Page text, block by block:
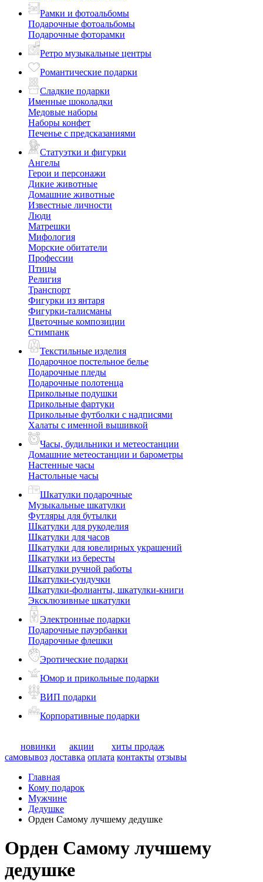
Рамки и фотоальбомы
Подарочные фотоальбомы
Подарочные фоторамки
Ретро музыкальные центры
Романтические подарки
Сладкие подарки
Именные шоколадки
Медовые наборы
Наборы конфет
Печенье с предсказаниями
Статуэтки и фигурки
Ангелы
Герои и персонажи
Дикие животные
Домашние животные
Известные личности
Люди
Матрешки
Мифология
Морские обитатели
Профессии
Птицы
Религия
Транспорт
Фигурки из янтаря
Фигурки-талисманы
Цветочные композиции
Стимпанк
Текстильные изделия
Подарочное постельное белье
Подарочные пледы
Подарочные полотенца
Прикольные подушки
Прикольные фартуки
Прикольные футболки с надписями
Халаты с именной вышивкой
Часы, будильники и метеостанции
Домашние метеостанции и барометры
Настенные часы
Настольные часы
Шкатулки подарочные
Музыкальные шкатулки
Футляры для бутылки
Шкатулки для рукоделия
Шкатулки для часов
Шкатулки для ювелирных украшений
Шкатулки из бересты
Шкатулки ручной работы
Шкатулки-сундучки
Шкатулки-фолианты, шкатулки-книги
Эксклюзивные шкатулки
Электронные подарки
Подарочные пауэрбанки
Подарочные флешки
Эротические подарки
Юмор и прикольные подарки
ВИП подарки
Корпоративные подарки
новинки акции
хиты продаж
самовывоз доставка оплата контакты отзывы
Главная
Кому подарок
Мужчине
Дедушке
Орден Самому лучшему дедушке
Орден Самому лучшему
дедушке